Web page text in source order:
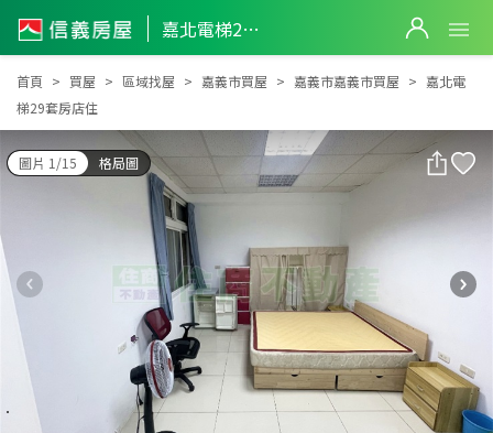
嘉北電梯29套房店住
嘉北電梯29套房店住
首頁 買屋 區域找屋 嘉義市買屋 嘉義市嘉義市買屋
嘉北電
梯29套房店住
圖片 1/15 格局圖